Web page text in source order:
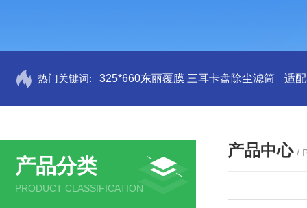
热门关键词: 325*660东丽覆膜 三耳卡盘除尘滤筒 适
产品分类
PRODUCT CLASSIFICATION
产品中心 /